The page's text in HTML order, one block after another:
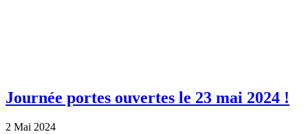
Journée portes ouvertes le 23 mai 2024 !
2 Mai 2024